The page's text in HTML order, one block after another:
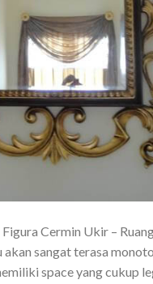
Cermin Ukir –
akan sangat terasa
space yang cukup